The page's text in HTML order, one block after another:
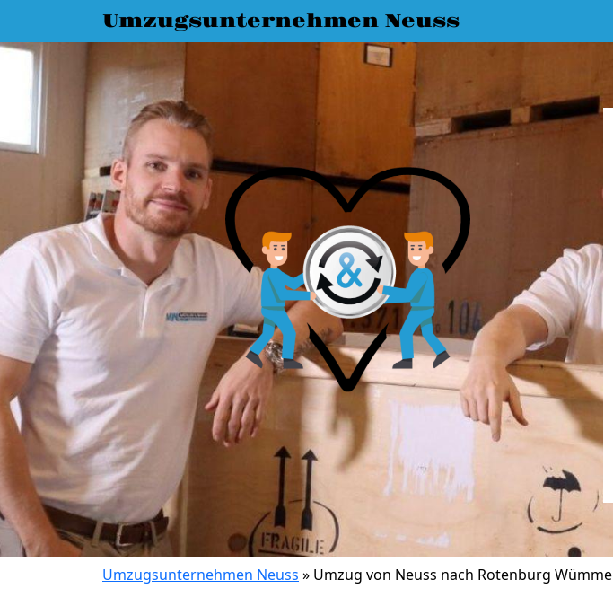
Umzugsunternehmen Neuss
Umzugsunternehmen Neuss » Umzug von Neuss nach Rotenburg Wümme